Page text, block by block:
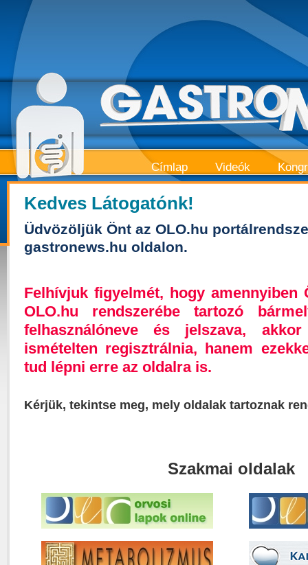
Címlap Videók
Kedves Látogatónk!
Üdvözöljük Önt az OLO.hu
gastronews.hu oldalon.
Felhívjuk figyelmét, hogy amennyiben
OLO.hu rendszerébe tartozó
felhasználóneve és jelszava,
ismételten regisztrálnia, hanem
tud lépni erre az oldalra is.
Kérjük, tekintse meg, mely oldalak tartoznak
Szakmai oldalak